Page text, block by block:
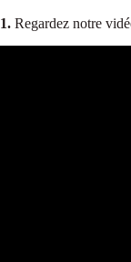
1. Regardez notre